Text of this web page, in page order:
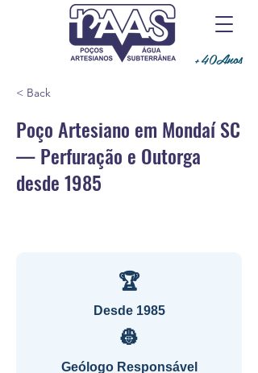
+40Anos
< Back
Poço Artesiano em Mondaí SC
— Perfuração e Outorga
desde 1985
🏆
Desde 1985
👷
Geólogo Responsável